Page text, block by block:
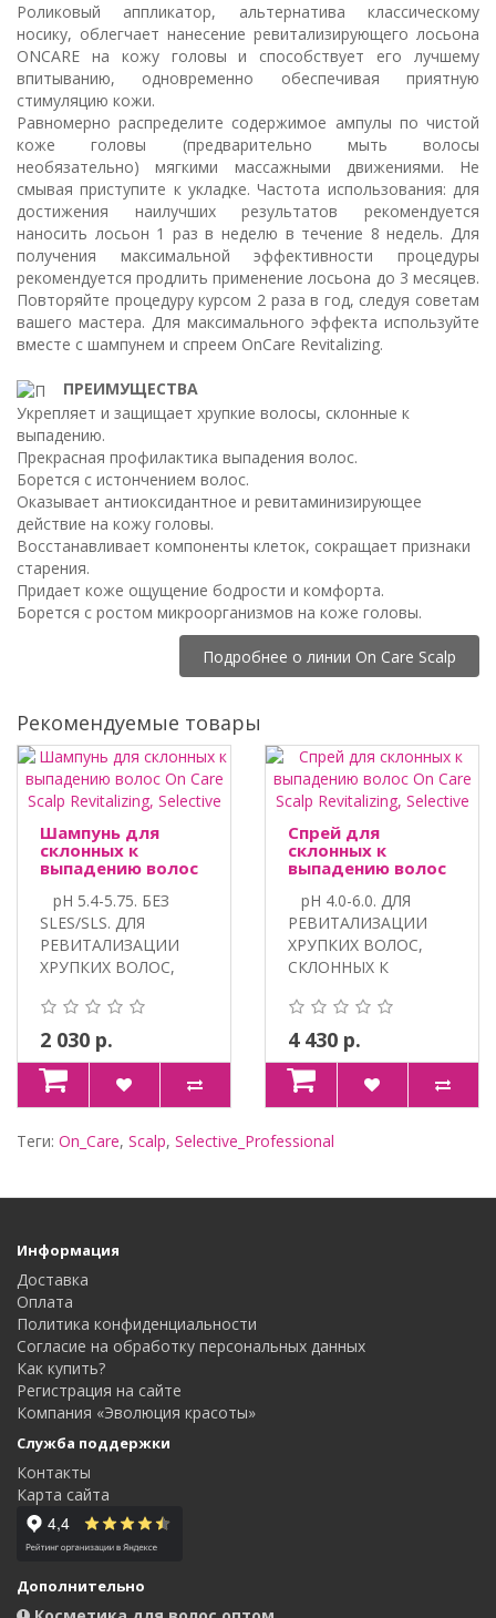
Роликовый аппликатор, альтернатива классическому
носику, облегчает нанесение ревитализирующего лосьона
ONCARE на кожу головы и способствует его лучшему
впитыванию, одновременно обеспечивая приятную
стимуляцию кожи.
Равномерно распределите содержимое ампулы по чистой
коже головы (предварительно мыть волосы
необязательно) мягкими массажными движениями. Не
смывая приступите к укладке. Частота использования: для
достижения наилучших результатов рекомендуется
наносить лосьон 1 раз в неделю в течение 8 недель. Для
получения максимальной эффективности процедуры
рекомендуется продлить применение лосьона до 3 месяцев.
Повторяйте процедуру курсом 2 раза в год, следуя советам
вашего мастера. Для максимального эффекта используйте
вместе с шампунем и спреем OnCare Revitalizing.
ПРЕИМУЩЕСТВА
Укрепляет и защищает хрупкие волосы, склонные к
выпадению.
Прекрасная профилактика выпадения волос.
Борется с истончением волос.
Оказывает антиоксидантное и ревитаминизирующее
действие на кожу головы.
Восстанавливает компоненты клеток, сокращает признаки
старения.
Придает коже ощущение бодрости и комфорта.
Борется с ростом микроорганизмов на коже головы.
Подробнее о линии On Care Scalp
Рекомендуемые товары
Шампунь для
склонных к
выпадению волос
On Care Scalp
Revitalizing,
Selective
pH 5.4-5.75. БЕЗ
SLES/SLS. ДЛЯ
РЕВИТАЛИЗАЦИИ
ХРУПКИХ ВОЛОС,
2 030 р.
Спрей для
склонных к
выпадению волос
On Care Scalp
Revitalizing,
Selective
pH 4.0-6.0. ДЛЯ
РЕВИТАЛИЗАЦИИ
ХРУПКИХ ВОЛОС,
СКЛОННЫХ К
4 430 р.
Теги: On_Care, Scalp, Selective_Professional
Информация
Доставка
Оплата
Политика конфиденциальности
Согласие на обработку персональных данных
Как купить?
Регистрация на сайте
Компания «Эволюция красоты»
Служба поддержки
Контакты
Карта сайта
Дополнительно